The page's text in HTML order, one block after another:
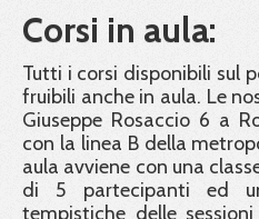
Corsi in aula:
Tutti i corsi disponibili sul
fruibili anche in aula. Le
Giuseppe Rosaccio 6 a
con la linea B della
aula avviene con una
di 5 partecipanti ed
tempistiche delle